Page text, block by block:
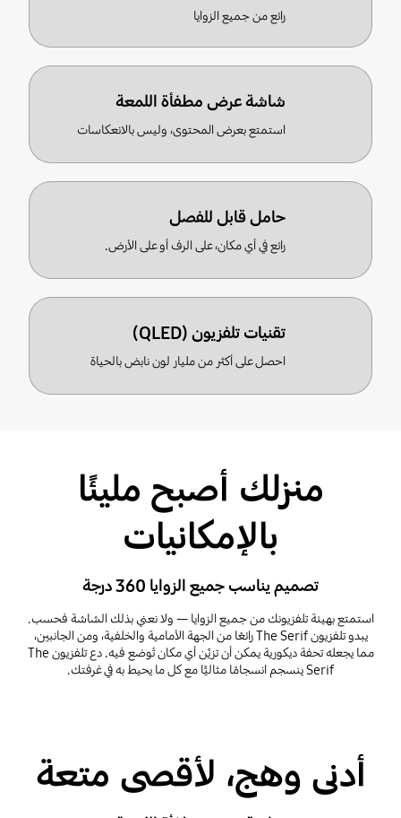
رائع من جميع الزوايا
شاشة عرض مطفأة اللمعة
استمتع بعرض المحتوى، وليس بالانعكاسات
حامل قابل للفصل
رائع في أي مكان، على الرف أو على الأرض.
تقنيات تلفزيون (QLED)
احصل على أكثر من مليار لون نابض بالحياة
منزلك أصبح مليئًا
بالإمكانيات
تصميم يناسب جميع الزوايا 360 درجة
استمتع بهيئة تلفزيونك من جميع الزوايا — ولا نعني بذلك الشاشة فحسب.
يبدو تلفزيون The Serif رائعًا من الجهة الأمامية والخلفية، ومن الجانبين،
مما يجعله تحفة ديكورية يمكن أن تزيِّن أي مكان تُوضع فيه. دع تلفزيون The
Serif ينسجم انسجامًا مثاليًّا مع كل ما يحيط به في غرفتك.
أدنى وهج، لأقصى متعة